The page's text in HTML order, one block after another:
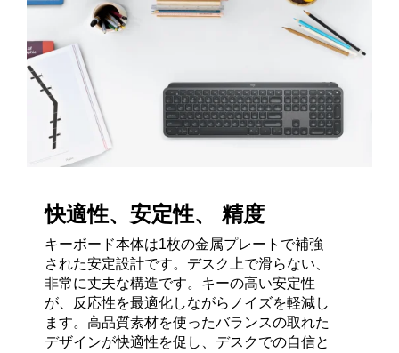
快適性、安定性、 精度
キーボード本体は1枚の金属プレートで補強
された安定設計です。デスク上で滑らない、
非常に丈夫な構造です。キーの高い安定性
が、反応性を最適化しながらノイズを軽減し
ます。高品質素材を使ったバランスの取れた
デザインが快適性を促し、デスクでの自信と